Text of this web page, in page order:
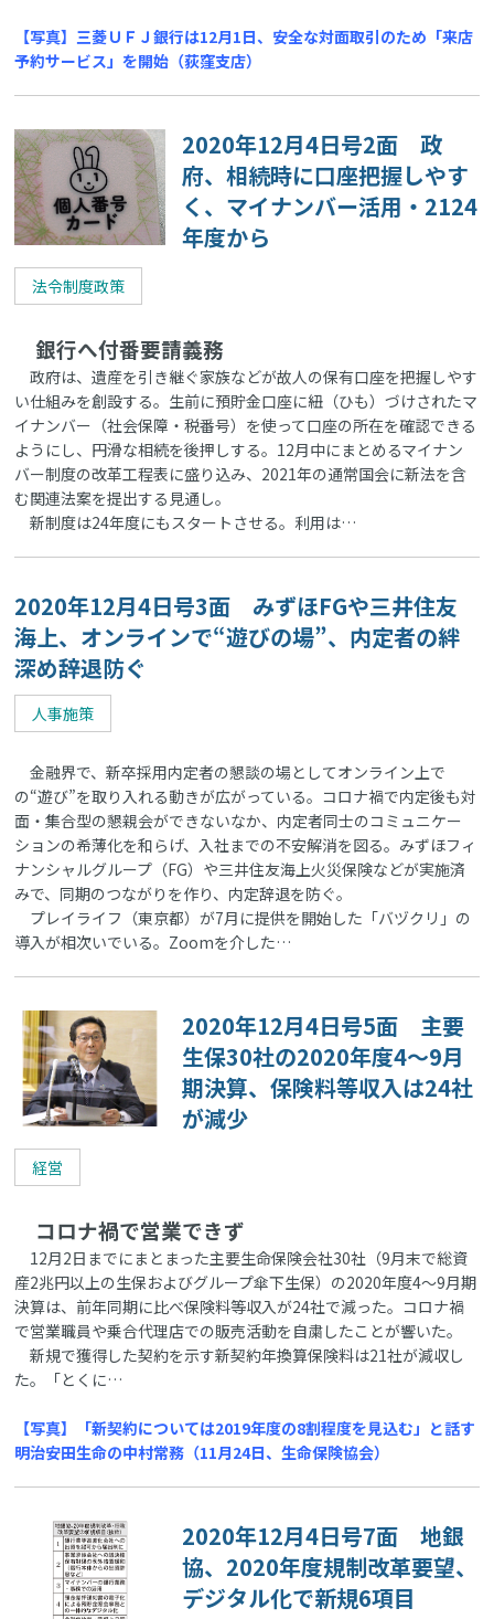
【写真】三菱ＵＦＪ銀行は12月1日、安全な対面取引のため「来店
予約サービス」を開始（荻窪支店）
2020年12月4日号2面 政
府、相続時に口座把握しやす
く、マイナンバー活用・2124
年度から
法令制度政策
銀行へ付番要請義務
政府は、遺産を引き継ぐ家族などが故人の保有口座を把握しやす
い仕組みを創設する。生前に預貯金口座に紐（ひも）づけされたマ
イナンバー（社会保障・税番号）を使って口座の所在を確認できる
ようにし、円滑な相続を後押しする。12月中にまとめるマイナン
バー制度の改革工程表に盛り込み、2021年の通常国会に新法を含
む関連法案を提出する見通し。
新制度は24年度にもスタートさせる。利用は…
2020年12月4日号3面 みずほFGや三井住友
海上、オンラインで“遊びの場”、内定者の絆
深め辞退防ぐ
人事施策
金融界で、新卒採用内定者の懇談の場としてオンライン上で
の“遊び”を取り入れる動きが広がっている。コロナ禍で内定後も対
面・集合型の懇親会ができないなか、内定者同士のコミュニケー
ションの希薄化を和らげ、入社までの不安解消を図る。みずほフィ
ナンシャルグループ（FG）や三井住友海上火災保険などが実施済
みで、同期のつながりを作り、内定辞退を防ぐ。
プレイライフ（東京都）が7月に提供を開始した「バヅクリ」の
導入が相次いでいる。Zoomを介した…
2020年12月4日号5面 主要
生保30社の2020年度4～9月
期決算、保険料等収入は24社
が減少
経営
コロナ禍で営業できず
12月2日までにまとまった主要生命保険会社30社（9月末で総資
産2兆円以上の生保およびグループ傘下生保）の2020年度4～9月期
決算は、前年同期に比べ保険料等収入が24社で減った。コロナ禍
で営業職員や乗合代理店での販売活動を自粛したことが響いた。
新規で獲得した契約を示す新契約年換算保険料は21社が減収し
た。「とくに…
【写真】「新契約については2019年度の8割程度を見込む」と話す
明治安田生命の中村常務（11月24日、生命保険協会）
2020年12月4日号7面 地銀
協、2020年度規制改革要望、
デジタル化で新規6項目